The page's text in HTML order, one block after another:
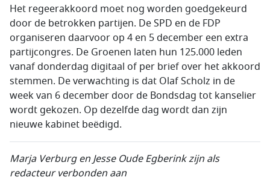
Het regeerakkoord moet nog worden goedgekeurd
door de betrokken partijen. De SPD en de FDP
organiseren daarvoor op 4 en 5 december een extra
partijcongres. De Groenen laten hun 125.000 leden
vanaf donderdag digitaal of per brief over het akkoord
stemmen. De verwachting is dat Olaf Scholz in de
week van 6 december door de Bondsdag tot kanselier
wordt gekozen. Op dezelfde dag wordt dan zijn
nieuwe kabinet beëdigd.
Marja Verburg en Jesse Oude Egberink zijn als
redacteur verbonden aan